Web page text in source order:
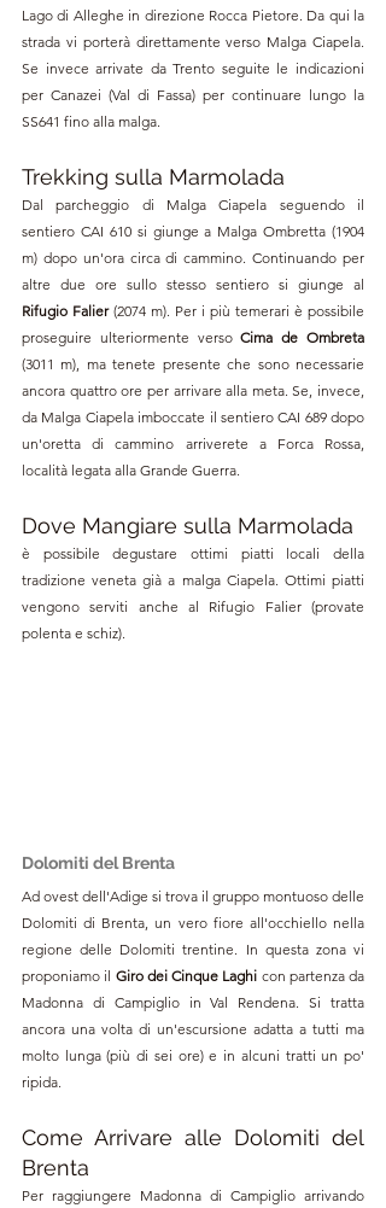
Lago di Alleghe in direzione Rocca Pietore. Da qui la
strada vi porterà direttamente verso Malga Ciapela.
Se invece arrivate da Trento seguite le indicazioni
per Canazei (Val di Fassa) per continuare lungo la
SS641 fino alla malga.
Trekking sulla Marmolada
Dal parcheggio di Malga Ciapela seguendo il
sentiero CAI 610 si giunge a Malga Ombretta (1904
m) dopo un'ora circa di cammino. Continuando per
Rifugio Falier (2074 m). Per i più temerari è possibile
proseguire ulteriormente verso Cima de Ombreta
(3011 m), ma tenete presente che sono necessarie
ancora quattro ore per arrivare alla meta. Se, invece,
da Malga Ciapela imboccate il sentiero CAI 689 dopo
un'oretta di cammino arriverete a Forca Rossa,
località legata alla Grande Guerra.
Dove Mangiare sulla Marmolada
è possibile degustare ottimi piatti locali della
tradizione veneta già a malga Ciapela. Ottimi piatti
vengono serviti anche al Rifugio Falier (provate
polenta e schiz).
Dolomiti del Brenta
Ad ovest dell'Adige si trova il gruppo montuoso delle
Dolomiti di Brenta, un vero fiore all'occhiello nella
regione delle Dolomiti trentine. In questa zona vi
proponiamo il Giro dei Cinque Laghi con partenza da
Madonna di Campiglio in Val Rendena. Si tratta
ancora una volta di un'escursione adatta a tutti ma
molto lunga (più di sei ore) e in alcuni tratti un po'
ripida.
Come Arrivare alle Dolomiti del
Brenta
Per raggiungere Madonna di Campiglio arrivando